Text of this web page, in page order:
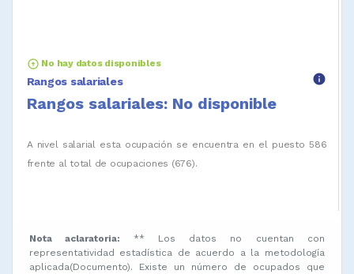
arrow_circle_up No hay datos disponibles
Rangos salariales info
Rangos salariales: No disponible
A nivel salarial esta ocupación se encuentra en el puesto 586
frente al total de ocupaciones (676).
Nota aclaratoria:
** Los datos no cuentan con
representatividad estadística de acuerdo a la metodología
aplicada(Documento). Existe un número de ocupados que